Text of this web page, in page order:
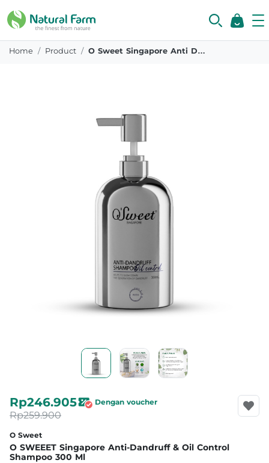
Home Product O Sweet Singapore Anti Dandruff Oil Control Shampoo 300 Ml
O Sweet
O SWEEET Singapore Anti-Dandruff & Oil Control
Shampoo 300 Ml
Rp246.905 Dengan voucher
Rp259.900